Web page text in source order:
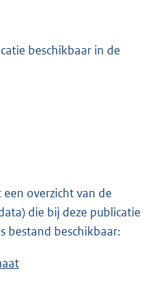
e
beschikbaar in de
overzicht van de
die bij deze publicatie
bestand beschikbaar: